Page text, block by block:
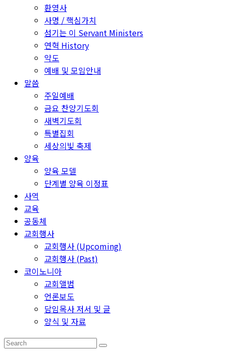
환영사
사명 / 핵심가치
섬기는 이 Servant Ministers
연혁 History
약도
예배 및 모임안내
말씀
주일예배
금요 찬양기도회
새벽기도회
특별집회
세상의빛 축제
양육
양육 모델
단계별 양육 이정표
사역
교육
공동체
교회행사
교회행사 (Upcoming)
교회행사 (Past)
코이노니아
교회앨범
언론보도
담임목사 저서 및 글
양식 및 자료